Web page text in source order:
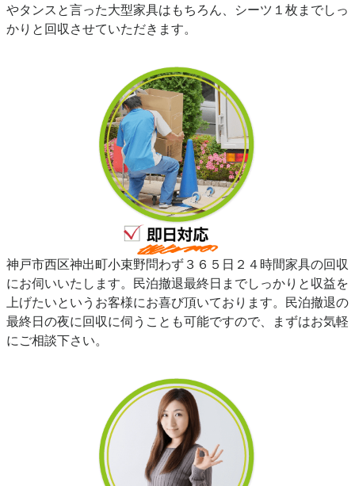
やタンスと言った大型家具はもちろん、シーツ１枚までしっ
かりと回収させていただきます。
神戸市西区神出町小束野問わず３６５日２４時間家具の回収
にお伺いいたします。民泊撤退最終日までしっかりと収益を
上げたいというお客様にお喜び頂いております。民泊撤退の
最終日の夜に回収に伺うことも可能ですので、まずはお気軽
にご相談下さい。